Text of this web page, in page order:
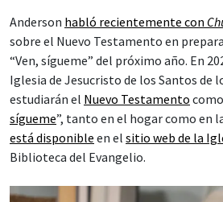
Anderson habló recientemente con
sobre el Nuevo Testamento en
“Ven, sígueme” del próximo año. En
Iglesia de Jesucristo de los Santos de
estudiarán el Nuevo Testamento
sígueme”, tanto en el hogar como en
está disponible en el sitio web de la
Biblioteca del Evangelio.